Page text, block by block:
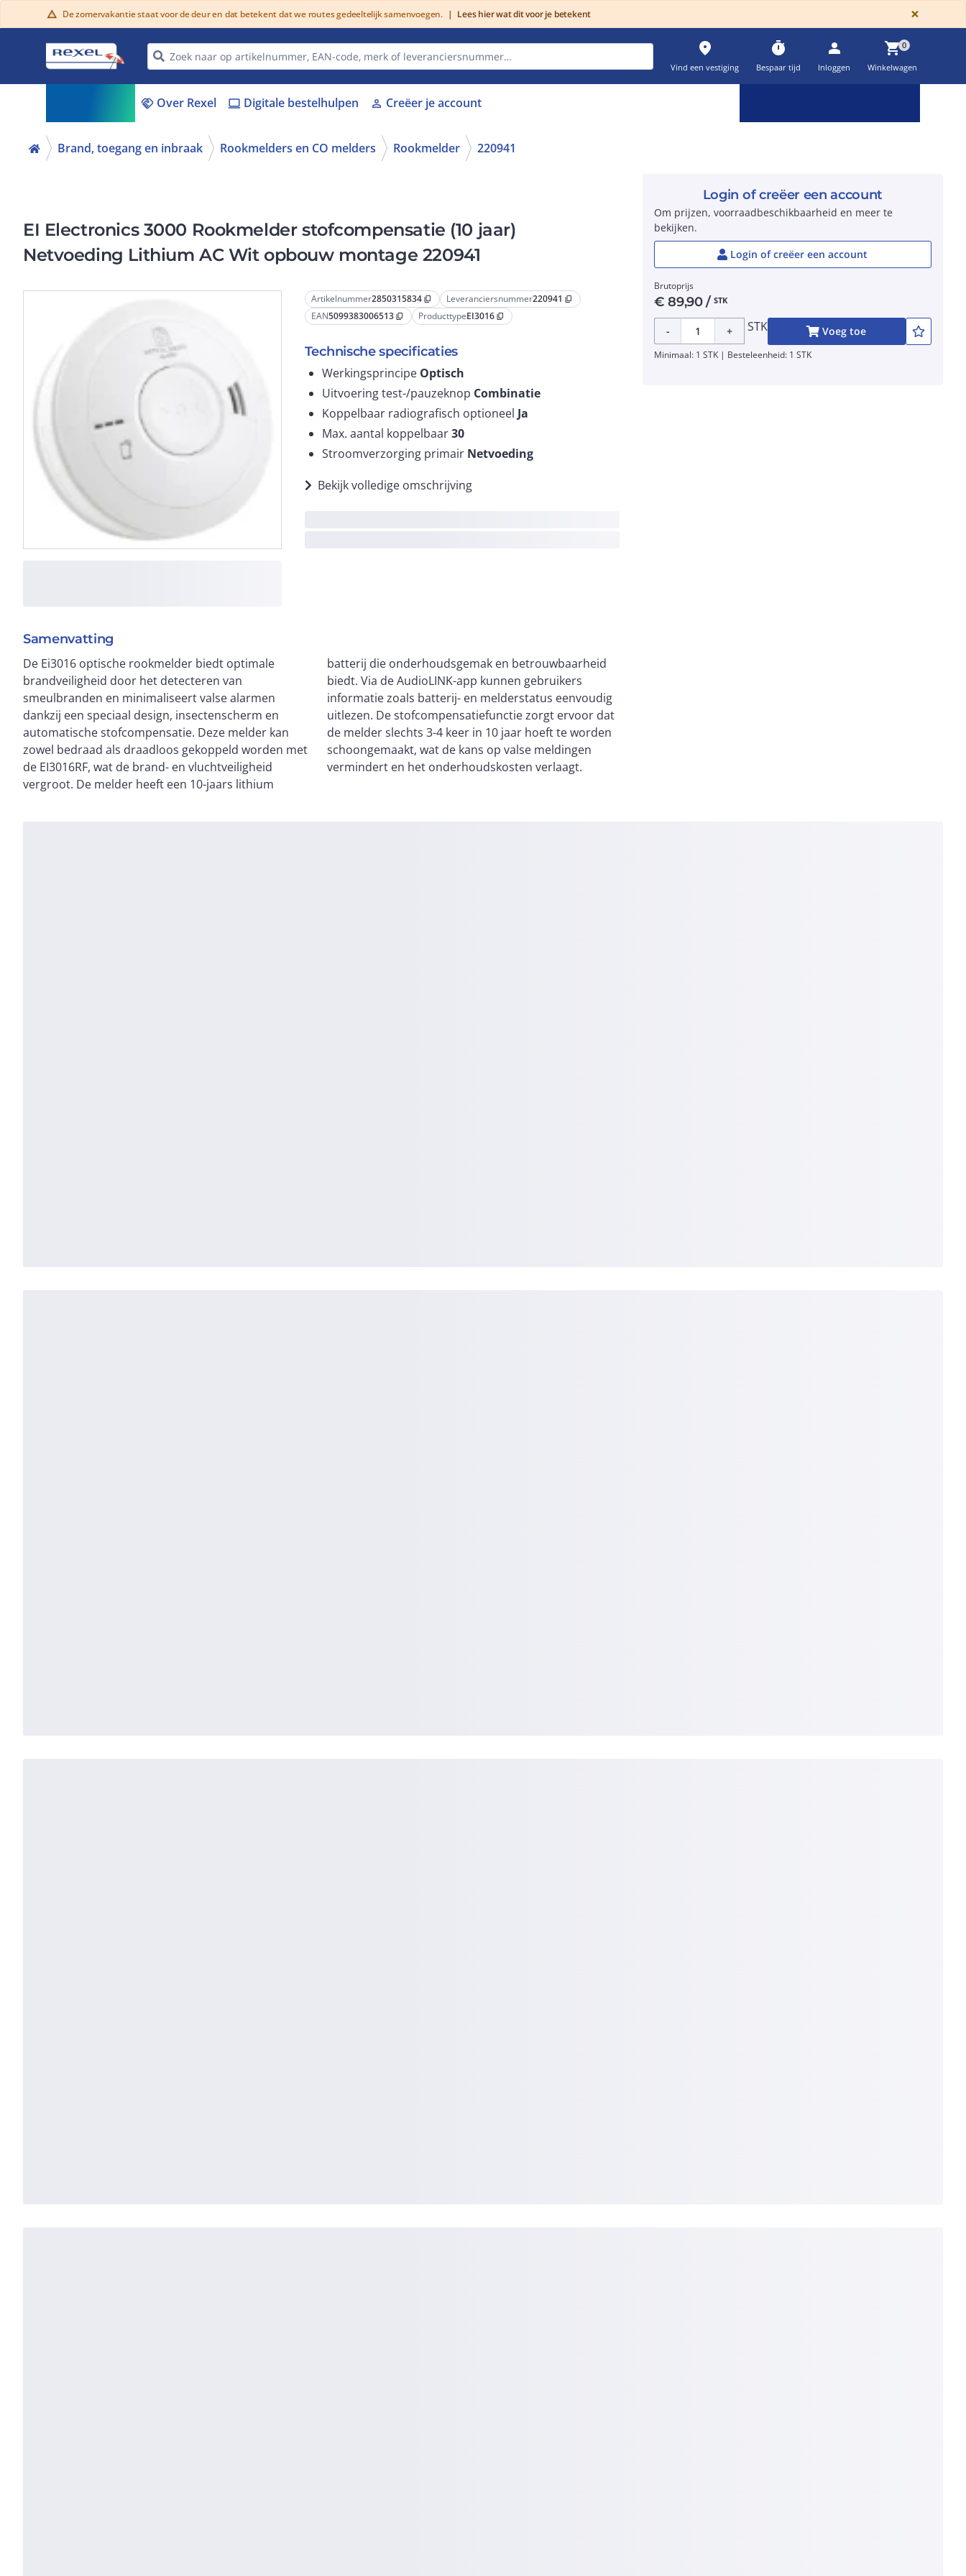
warning De zomervakantie staat voor de deur en dat betekent dat we routes gedeeltelijk samenvoegen. | Lees hier wat dit voor je betekent ×
place
Vind een vestiging
timer
Bespaar tijd
person
Inloggen
shopping_cart0
Winkelwagen
handshake Over Rexel laptop Digitale bestelhulpen person Creëer je account
Brand, toegang en inbraak Rookmelders en CO melders Rookmelder 220941
EI Electronics 3000 Rookmelder stofcompensatie (10 jaar)
Netvoeding Lithium AC Wit opbouw montage 220941
Artikelnummer2850315834 content_copy Leveranciersnummer220941 content_copy
EAN5099383006513 content_copy ProducttypeEI3016 content_copy
Technische specificaties
Werkingsprincipe Optisch
Uitvoering test-/pauzeknop Combinatie
Koppelbaar radiografisch optioneel Ja
Max. aantal koppelbaar30
Stroomverzorging primair Netvoeding
Bekijk volledige omschrijving
Samenvatting
De Ei3016 optische rookmelder biedt optimale
brandveiligheid door het detecteren van
smeulbranden en minimaliseert valse alarmen
dankzij een speciaal design, insectenscherm en
automatische stofcompensatie. Deze melder kan
zowel bedraad als draadloos gekoppeld worden met
de EI3016RF, wat de brand- en vluchtveiligheid
vergroot. De melder heeft een 10-jaars lithium
batterij die onderhoudsgemak en betrouwbaarheid
biedt. Via de AudioLINK-app kunnen gebruikers
informatie zoals batterij- en melderstatus eenvoudig
uitlezen. De stofcompensatiefunctie zorgt ervoor dat
de melder slechts 3-4 keer in 10 jaar hoeft te worden
schoongemaakt, wat de kans op valse meldingen
vermindert en het onderhoudskosten verlaagt.
Login of creëer een account
Om prijzen, voorraadbeschikbaarheid en meer te
bekijken.
Login of creëer een account
Brutoprijs
€89,90/ STK
- + STK Voeg toe
Minimaal: 1 STK | Besteleenheid: 1 STK